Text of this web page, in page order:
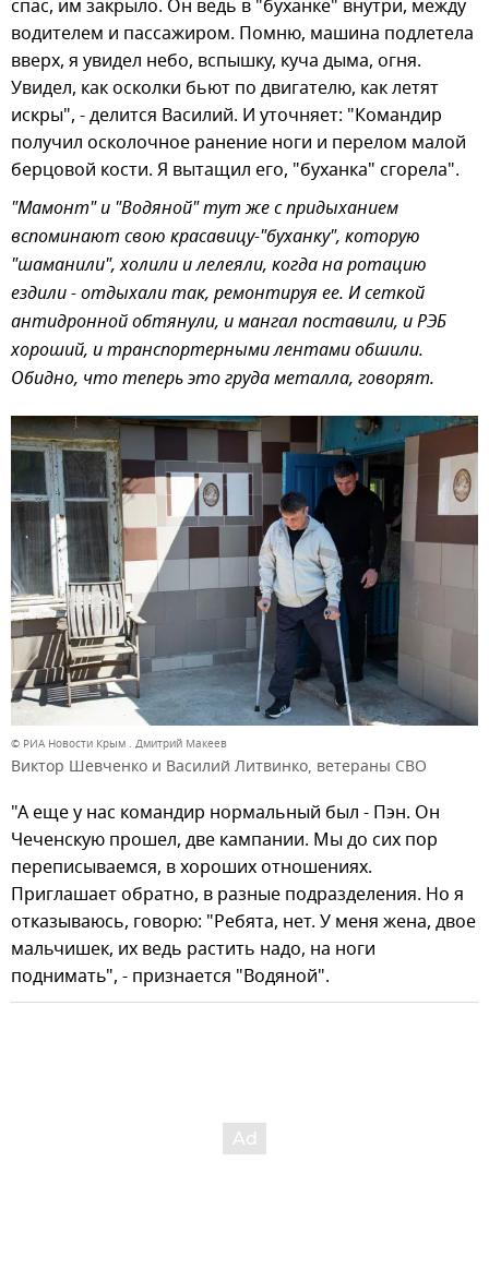
спас, им закрыло. Он ведь в "буханке" внутри, между
водителем и пассажиром. Помню, машина подлетела
вверх, я увидел небо, вспышку, куча дыма, огня.
Увидел, как осколки бьют по двигателю, как летят
искры", - делится Василий. И уточняет: "Командир
получил осколочное ранение ноги и перелом малой
берцовой кости. Я вытащил его, "буханка" сгорела".
"Мамонт" и "Водяной" тут же с придыханием
вспоминают свою красавицу-"буханку", которую
"шаманили", холили и лелеяли, когда на ротацию
ездили - отдыхали так, ремонтируя ее. И сеткой
антидронной обтянули, и мангал поставили, и РЭБ
хороший, и транспортерными лентами обшили.
Обидно, что теперь это груда металла, говорят.
© РИА Новости Крым . Дмитрий Макеев
Виктор Шевченко и Василий Литвинко, ветераны СВО
"А еще у нас командир нормальный был - Пэн. Он
Чеченскую прошел, две кампании. Мы до сих пор
переписываемся, в хороших отношениях.
Приглашает обратно, в разные подразделения. Но я
отказываюсь, говорю: "Ребята, нет. У меня жена, двое
мальчишек, их ведь растить надо, на ноги
поднимать", - признается "Водяной".